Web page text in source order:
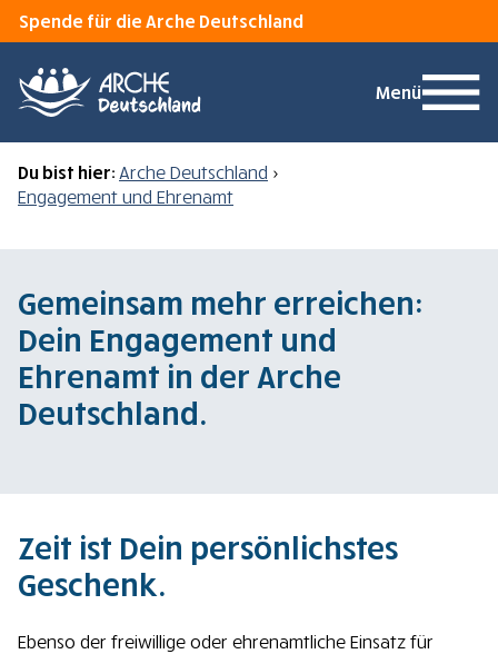
Spende für die Arche Deutschland
Menü
Du bist hier: Arche Deutschland >
Engagement und Ehrenamt
Gemeinsam mehr erreichen:
Dein Engagement und
Ehrenamt in der Arche
Deutschland.
Zeit ist Dein persönlichstes
Geschenk.
Ebenso der freiwillige oder ehrenamtliche Einsatz für